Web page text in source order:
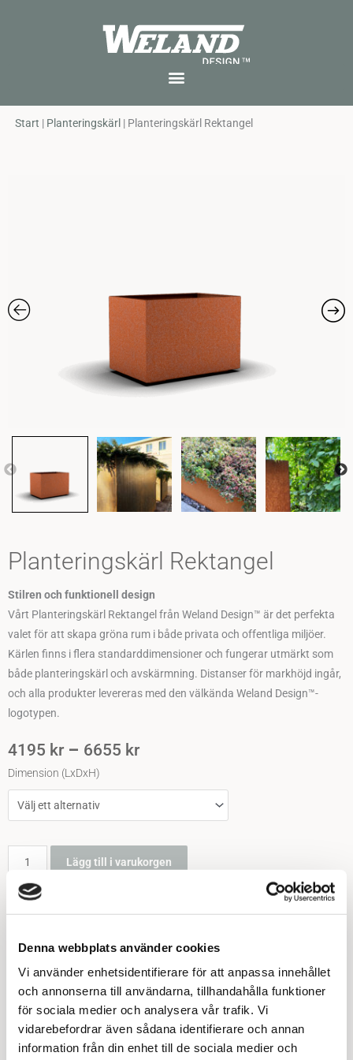
Denna webbplats använder cookies
Vi använder enhetsidentifierare för att anpassa innehållet
och annonserna till användarna, tillhandahålla funktioner
för sociala medier och analysera vår trafik. Vi
vidarebefordrar även sådana identifierare och annan
information från din enhet till de sociala medier och
Start | Planteringskärl | Planteringskärl Rektangel
Planteringskärl Rektangel
Stilren och funktionell design
Vårt Planteringskärl Rektangel från Weland Design™ är det perfekta
valet för att skapa gröna rum i både privata och offentliga miljöer.
Kärlen finns i flera standarddimensioner och fungerar utmärkt som
både planteringskärl och avskärmning. Distanser för markhöjd ingår,
och alla produkter levereras med den välkända Weland Design™-
logotypen.
4195 kr – 6655 krPrisintervall:
6655 Kr
Dimension (LxDxH)
Planteringskärl
Rektangel
kvantitet
Lägg till i varukorgen
Ytterligare information
Recensioner (0)
Planteringskärl Rektangel – Mångsidig och stilren lösning
för din utemiljö